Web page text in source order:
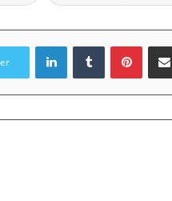
LinkedInTumblr